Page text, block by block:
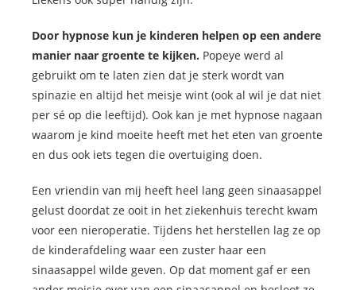
Door hypnose kun je kinderen helpen op een andere
manier naar groente te kijken. Popeye werd al
gebruikt om te laten zien dat je sterk wordt van
spinazie en altijd het meisje wint (ook al wil je dat niet
per sé op die leeftijd). Ook kan je met hypnose nagaan
waarom je kind moeite heeft met het eten van groente
en dus ook iets tegen die overtuiging doen.
Een vriendin van mij heeft heel lang geen sinaasappel
gelust doordat ze ooit in het ziekenhuis terecht kwam
voor een nieroperatie. Tijdens het herstellen lag ze op
de kinderafdeling waar een zuster haar een
sinaasappel wilde geven. Op dat moment gaf er een